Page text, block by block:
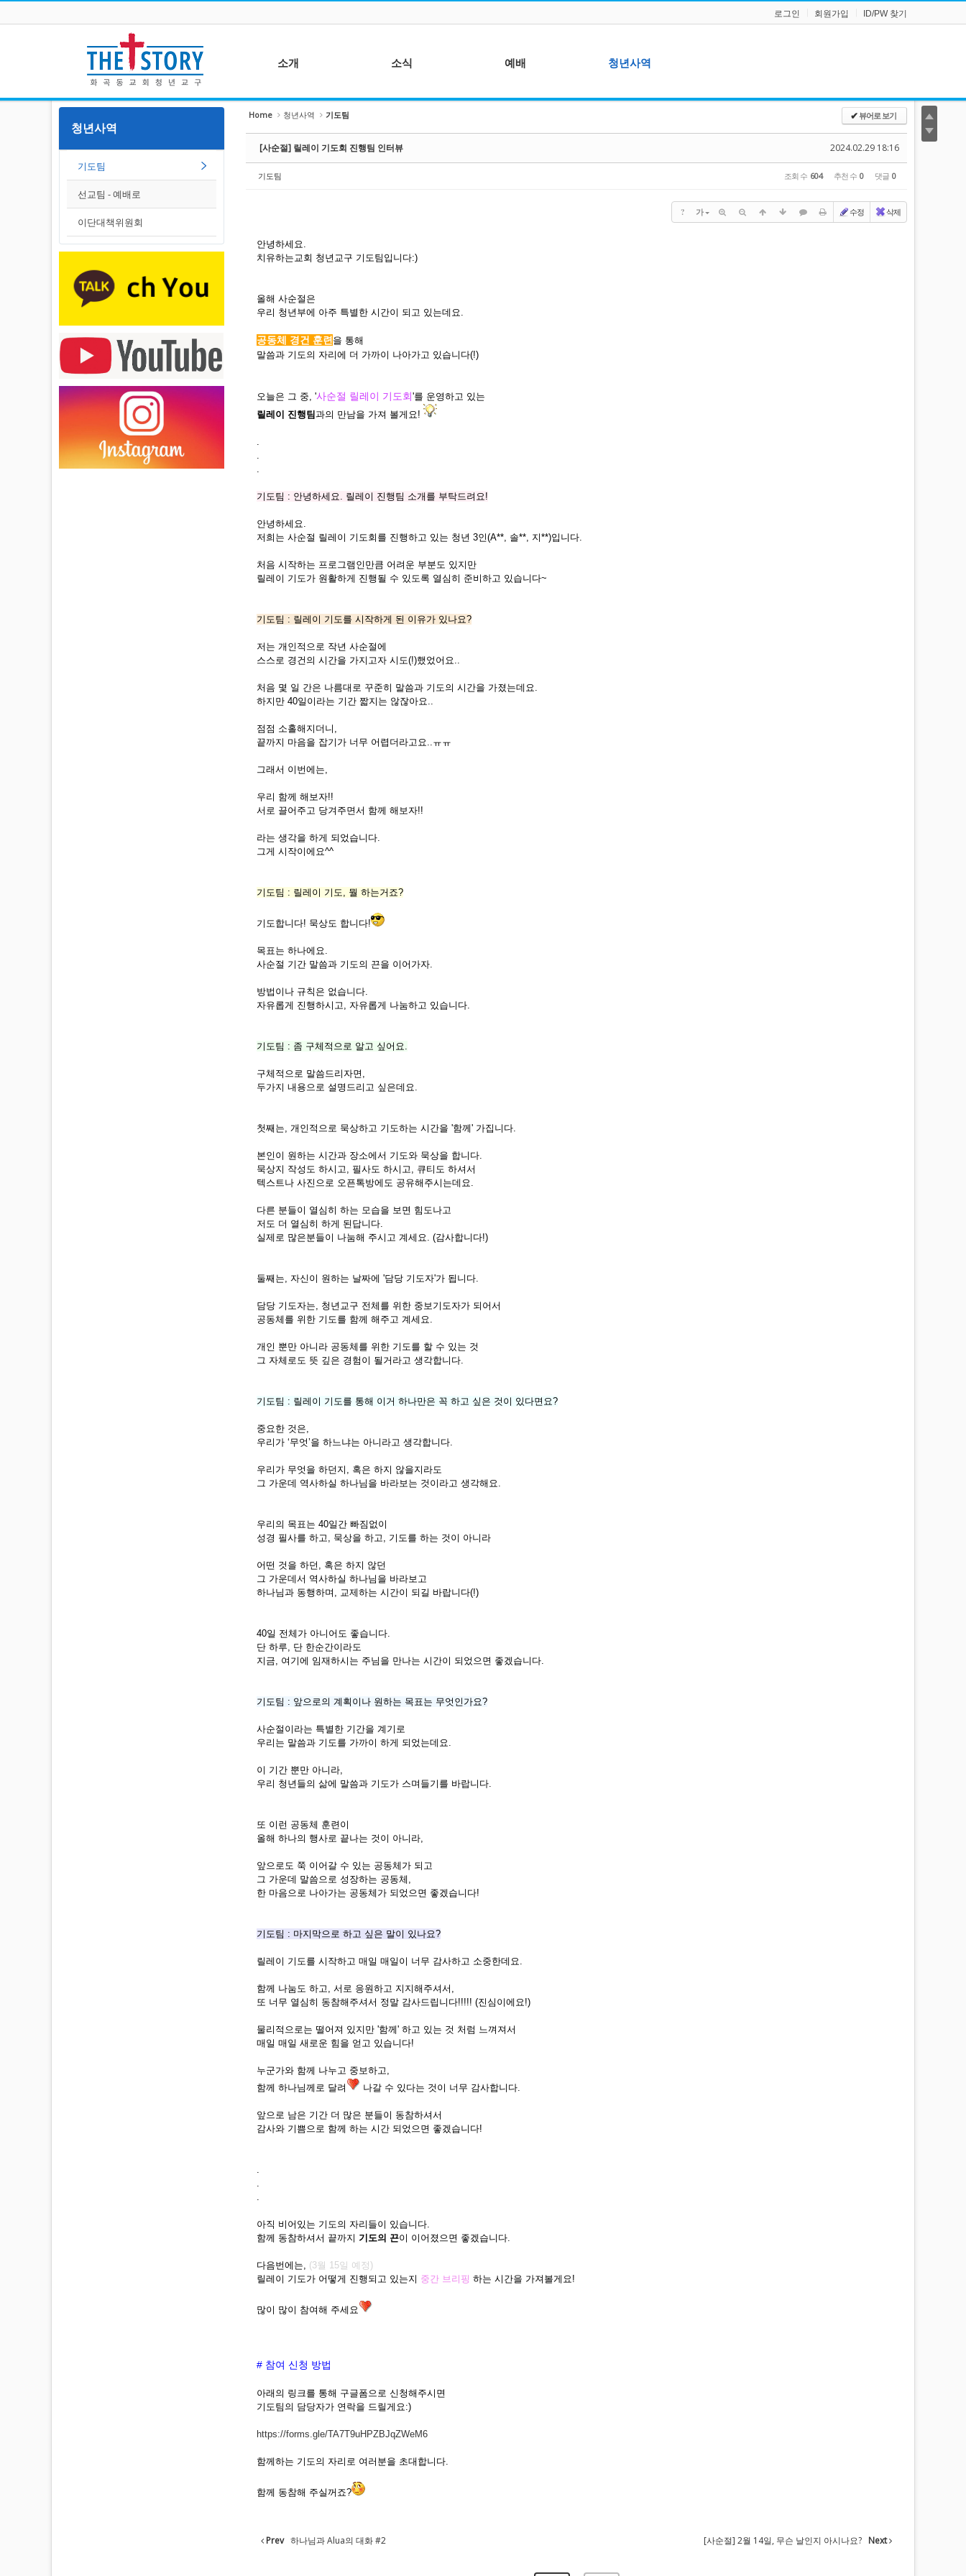
로그인 회원가입 ID/PW 찾기
소개
청년 교구
연간 일정
새가족부
예배를 섬기는 청년들
소식
주보
선교 사역후기
예배
찬양 - 예수찬미단
청년사역
선교팀 - 예배로
청년사역
기도팀
선교팀 - 예배로
이단대책위원회
Home 청년사역 기도팀 ✔뷰어로 보기
2024.02.29 18:16
[사순절] 릴레이 기도회 진행팀 인터뷰
기도팀 조회 수 604 추천 수 0 댓글 0
? 가 수정 삭제
안녕하세요.
치유하는교회 청년교구 기도팀입니다:)
올해 사순절은
우리 청년부에 아주 특별한 시간이 되고 있는데요.
공동체 경건 훈련 을 통해
말씀과 기도의 자리에 더 가까이 나아가고 있습니다(!)
오늘은 그 중, '사순절 릴레이 기도회'를 운영하고 있는
릴레이 진행팀과의 만남을 가져 볼게요!
.
.
.
기도팀 : 안녕하세요. 릴레이 진행팀 소개를 부탁드려요!
안녕하세요.
저희는 사순절 릴레이 기도회를 진행하고 있는 청년 3인(A**, 솔**, 지**)입니다.
처음 시작하는 프로그램인만큼 어려운 부분도 있지만
릴레이 기도가 원활하게 진행될 수 있도록 열심히 준비하고 있습니다~
기도팀 : 릴레이 기도를 시작하게 된 이유가 있나요?
저는 개인적으로 작년 사순절에
스스로 경건의 시간을 가지고자 시도(!)했었어요..
처음 몇 일 간은 나름대로 꾸준히 말씀과 기도의 시간을 가졌는데요.
하지만 40일이라는 기간 짧지는 않잖아요..
점점 소홀해지더니,
끝까지 마음을 잡기가 너무 어렵더라고요..ㅠㅠ
그래서 이번에는,
우리 함께 해보자!!
서로 끌어주고 당겨주면서 함께 해보자!!
라는 생각을 하게 되었습니다.
그게 시작이에요^^
기도팀 : 릴레이 기도, 뭘 하는거죠?
기도합니다! 묵상도 합니다!
목표는 하나에요.
사순절 기간 말씀과 기도의 끈을 이어가자.
방법이나 규칙은 없습니다.
자유롭게 진행하시고, 자유롭게 나눔하고 있습니다.
기도팀 : 좀 구체적으로 알고 싶어요.
구체적으로 말씀드리자면,
두가지 내용으로 설명드리고 싶은데요.
첫째는, 개인적으로 묵상하고 기도하는 시간을 '함께' 가집니다.
본인이 원하는 시간과 장소에서 기도와 묵상을 합니다.
묵상지 작성도 하시고, 필사도 하시고, 큐티도 하셔서
텍스트나 사진으로 오픈톡방에도 공유해주시는데요.
다른 분들이 열심히 하는 모습을 보면 힘도나고
저도 더 열심히 하게 된답니다.
실제로 많은분들이 나눔해 주시고 계세요. (감사합니다!)
둘째는, 자신이 원하는 날짜에 '담당 기도자'가 됩니다.
담당 기도자는, 청년교구 전체를 위한 중보기도자가 되어서
공동체를 위한 기도를 함께 해주고 계세요.
개인 뿐만 아니라 공동체를 위한 기도를 할 수 있는 것
그 자체로도 뜻 깊은 경험이 될거라고 생각합니다.
기도팀 : 릴레이 기도를 통해 이거 하나만은 꼭 하고 싶은 것이 있다면요?
중요한 것은,
우리가 ‘무엇’을 하느냐는 아니라고 생각합니다.
우리가 무엇을 하던지, 혹은 하지 않을지라도
그 가운데 역사하실 하나님을 바라보는 것이라고 생각해요.
우리의 목표는 40일간 빠짐없이
성경 필사를 하고, 묵상을 하고, 기도를 하는 것이 아니라
어떤 것을 하던, 혹은 하지 않던
그 가운데서 역사하실 하나님을 바라보고
하나님과 동행하며, 교제하는 시간이 되길 바랍니다(!)
40일 전체가 아니어도 좋습니다.
단 하루, 단 한순간이라도
지금, 여기에 임재하시는 주님을 만나는 시간이 되었으면 좋겠습니다.
기도팀 : 앞으로의 계획이나 원하는 목표는 무엇인가요?
사순절이라는 특별한 기간을 계기로
우리는 말씀과 기도를 가까이 하게 되었는데요.
이 기간 뿐만 아니라,
우리 청년들의 삶에 말씀과 기도가 스며들기를 바랍니다.
또 이런 공동체 훈련이
올해 하나의 행사로 끝나는 것이 아니라,
앞으로도 쭉 이어갈 수 있는 공동체가 되고
그 가운데 말씀으로 성장하는 공동체,
한 마음으로 나아가는 공동체가 되었으면 좋겠습니다!
기도팀 : 마지막으로 하고 싶은 말이 있나요?
릴레이 기도를 시작하고 매일 매일이 너무 감사하고 소중한데요.
함께 나눔도 하고, 서로 응원하고 지지해주셔서,
또 너무 열심히 동참해주셔서 정말 감사드립니다!!!!! (진심이에요!)
물리적으로는 떨어져 있지만 '함께' 하고 있는 것 처럼 느껴져서
매일 매일 새로운 힘을 얻고 있습니다!
누군가와 함께 나누고 중보하고,
함께 하나님께로 달려
나갈 수 있다는 것이 너무 감사합니다.
앞으로 남은 기간 더 많은 분들이 동참하셔서
감사와 기쁨으로 함께 하는 시간 되었으면 좋겠습니다!
.
.
.
아직 비어있는 기도의 자리들이 있습니다.
함께 동참하셔서 끝까지 기도의 끈이 이어졌으면 좋겠습니다.
다음번에는, (3월 15일 예정)
릴레이 기도가 어떻게 진행되고 있는지 중간 브리핑 하는 시간을 가져볼게요!
많이 많이 참여해 주세요
# 참여 신청 방법
아래의 링크를 통해 구글폼으로 신청해주시면
기도팀의 담당자가 연락을 드릴게요:)
https://forms.gle/TA7T9uHPZBJqZWeM6
함께하는 기도의 자리로 여러분을 초대합니다.
함께 동참해 주실꺼죠?
Prev 하나님과 Alua의 대화 #2 [사순절] 2월 14일, 무슨 날인지 아시나요? Next
Sketchbook5, 스케치북5
Sketchbook5, 스케치북5
Sketchbook5, 스케치북5
Sketchbook5, 스케치북5